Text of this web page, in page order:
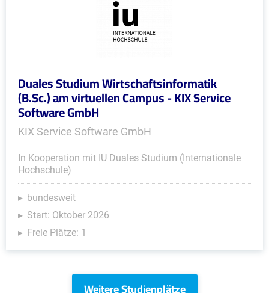
Duales Studium Wirtschaftsinformatik
(B.Sc.) am virtuellen Campus - KIX Service
Software GmbH
KIX Service Software GmbH
In Kooperation mit IU Duales Studium (Internationale
Hochschule)
bundesweit
Start: Oktober 2026
Freie Plätze: 1